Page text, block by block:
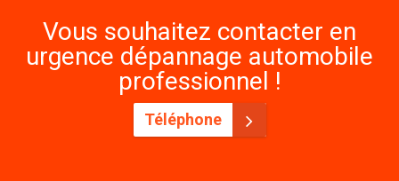
Vous souhaitez contacter en
urgence dépannage automobile
professionnel !
Téléphone